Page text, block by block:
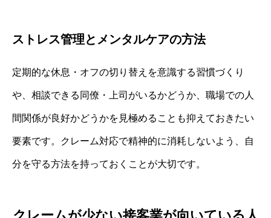
ストレス管理とメンタルケアの方法
定期的な休息・オフの切り替えを意識する習慣づくり
や、相談できる同僚・上司がいるかどうか、職場での人
間関係が良好かどうかを見極めることも抑えておきたい
要素です。クレーム対応で精神的に消耗しないよう、自
分を守る方法を持っておくことが大切です。